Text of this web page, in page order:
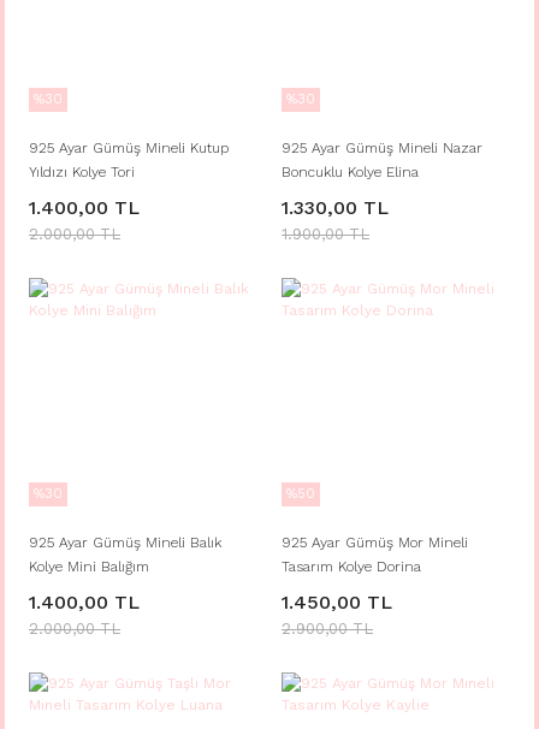
%30
925 Ayar Gümüş Mineli Kutup
Yıldızı Kolye Tori
1.400,00 TL
2.000,00 TL
%30
925 Ayar Gümüş Mineli Nazar
Boncuklu Kolye Elina
1.330,00 TL
1.900,00 TL
%30
925 Ayar Gümüş Mineli Balık
Kolye Mini Balığım
1.400,00 TL
2.000,00 TL
%50
925 Ayar Gümüş Mor Mineli
Tasarım Kolye Dorina
1.450,00 TL
2.900,00 TL